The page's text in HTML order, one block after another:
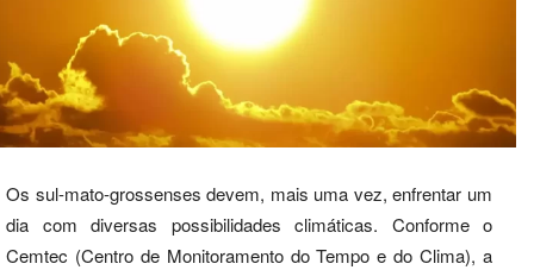
Os sul-mato-grossenses devem, mais uma vez, enfrentar um
dia com diversas possibilidades climáticas. Conforme o
Cemtec (Centro de Monitoramento do Tempo e do Clima), a